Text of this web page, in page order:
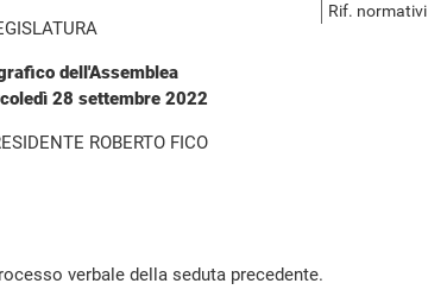
Rif. normativi
dell'Assemblea
28 settembre 2022
ROBERTO FICO
verbale della seduta precedente.